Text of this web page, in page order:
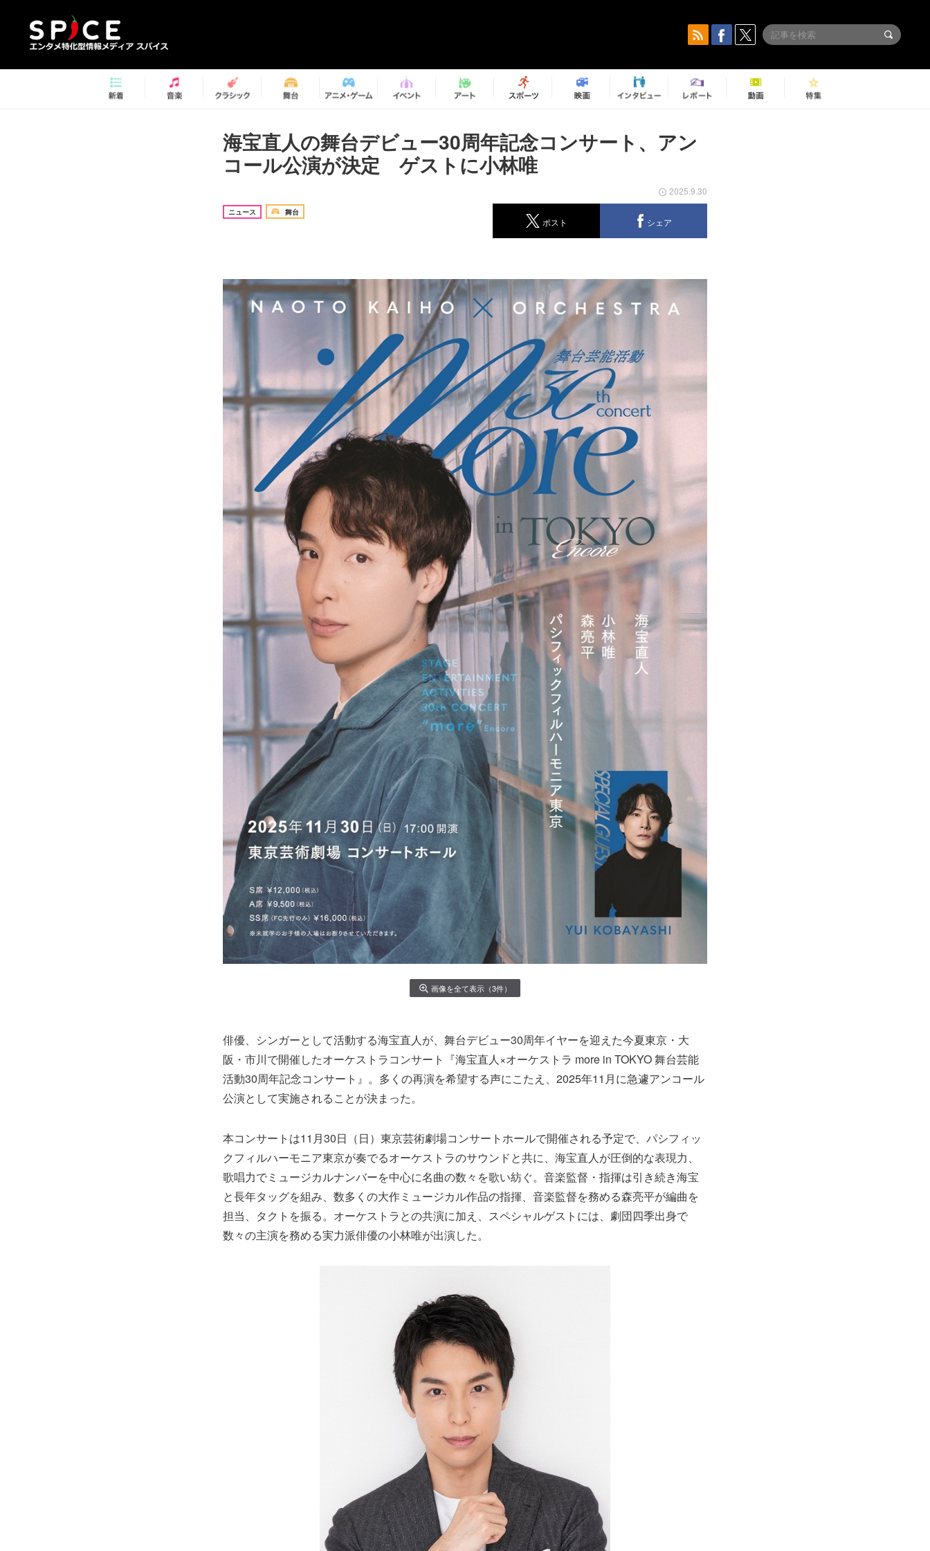
海宝直人の舞台デビュー30周年記念コンサート、アン
コール公演が決定 ゲストに小林唯
ニュース 舞台
2025.9.30
ポスト シェア
画像を全て表示（3件）
俳優、シンガーとして活動する海宝直人が、舞台デビュー30周年イヤーを迎えた今夏東京・大
阪・市川で開催したオーケストラコンサート『海宝直人×オーケストラ more in TOKYO 舞台芸能
活動30周年記念コンサート』。多くの再演を希望する声にこたえ、2025年11月に急遽アンコール
公演として実施されることが決まった。
本コンサートは11月30日（日）東京芸術劇場コンサートホールで開催される予定で、パシフィッ
クフィルハーモニア東京が奏でるオーケストラのサウンドと共に、海宝直人が圧倒的な表現力、
歌唱力でミュージカルナンバーを中心に名曲の数々を歌い紡ぐ。音楽監督・指揮は引き続き海宝
と長年タッグを組み、数多くの大作ミュージカル作品の指揮、音楽監督を務める森亮平が編曲を
担当、タクトを振る。オーケストラとの共演に加え、スペシャルゲストには、劇団四季出身で
数々の主演を務める実力派俳優の小林唯が出演した。